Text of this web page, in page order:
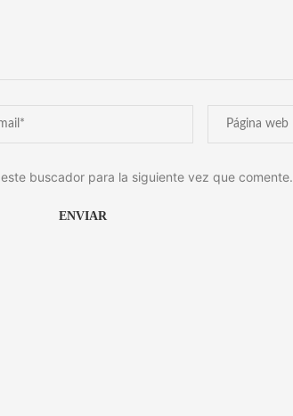
buscador para la siguiente vez que comente.